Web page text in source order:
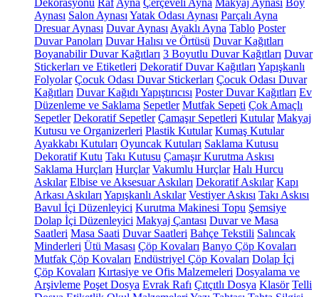
Dekorasyonu Raf Ayna Çerçeveli Ayna Makyaj Aynası Boy
Aynası Salon Aynası Yatak Odası Aynası Parçalı Ayna
Dresuar Aynası Duvar Aynası Ayaklı Ayna Tablo Poster
Duvar Panoları Duvar Halısı ve Örtüsü Duvar Kağıtları
Boyanabilir Duvar Kağıtları 3 Boyutlu Duvar Kağıtları Duvar
Stickerları ve Etiketleri Dekoratif Duvar Kağıtları Yapışkanlı
Folyolar Çocuk Odası Duvar Stickerları Çocuk Odası Duvar
Kağıtları Duvar Kağıdı Yapıştırıcısı Poster Duvar Kağıtları Ev
Düzenleme ve Saklama Sepetler Mutfak Sepeti Çok Amaçlı
Sepetler Dekoratif Sepetler Çamaşır Sepetleri Kutular Makyaj
Kutusu ve Organizerleri Plastik Kutular Kumaş Kutular
Ayakkabı Kutuları Oyuncak Kutuları Saklama Kutusu
Dekoratif Kutu Takı Kutusu Çamaşır Kurutma Askısı
Saklama Hurçları Hurçlar Vakumlu Hurçlar Halı Hurcu
Askılar Elbise ve Aksesuar Askıları Dekoratif Askılar Kapı
Arkası Askıları Yapışkanlı Askılar Vestiyer Askısı Takı Askısı
Bavul İçi Düzenleyici Kurutma Makinesi Topu Şemsiye
Dolap İçi Düzenleyici Makyaj Çantası Duvar ve Masa
Saatleri Masa Saati Duvar Saatleri Bahçe Tekstili Salıncak
Minderleri Ütü Masası Çöp Kovaları Banyo Çöp Kovaları
Mutfak Çöp Kovaları Endüstriyel Çöp Kovaları Dolap İçi
Çöp Kovaları Kırtasiye ve Ofis Malzemeleri Dosyalama ve
Arşivleme Poşet Dosya Evrak Rafı Çıtçıtlı Dosya Klasör Telli